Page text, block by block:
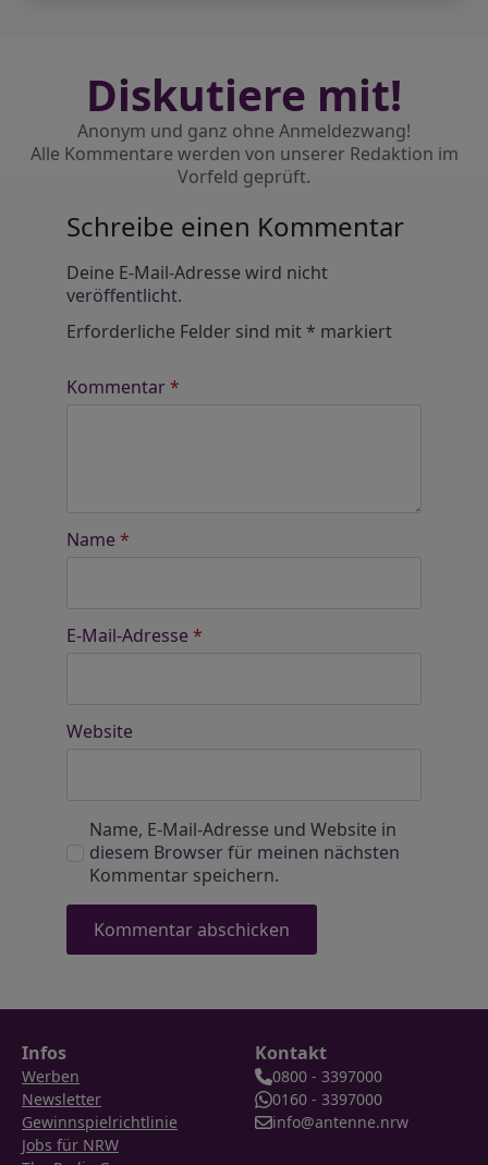
Diskutiere mit!
Anonym und ganz ohne Anmeldezwang!
Alle Kommentare werden von unserer Redaktion im
Vorfeld geprüft.
Schreibe einen Kommentar
Deine E-Mail-Adresse wird nicht
veröffentlicht.
Erforderliche Felder sind mit* markiert
Kommentar*
Name *
E-Mail-Adresse *
Website
Name, E-Mail-Adresse und Website in
diesem Browser für meinen nächsten
Kommentar speichern.
Infos
Werben
Newsletter
Gewinnspielrichtlinie
Jobs für NRW
Kontakt
0800 - 3397000
0160 - 3397000
info@antenne.nrw